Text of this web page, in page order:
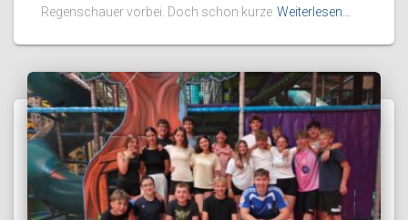
Regenschauer vorbei. Doch schon kurze Weiterlesen…